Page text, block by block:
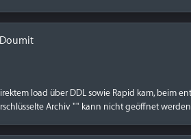
load über DDL sowie Rapid kam, beim
Archiv "" kann nicht geöffnet werden.